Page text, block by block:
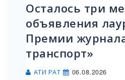
Осталось три
объявления
Премии
транспорт»
АТИ РАТ 06.08.2026